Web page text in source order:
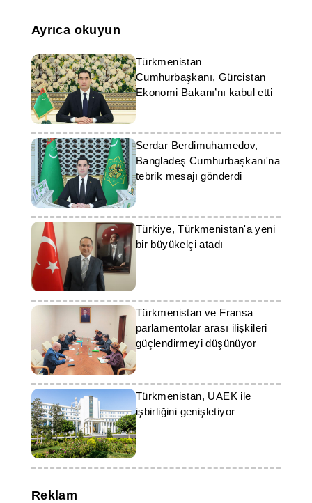
Ayrıca okuyun
Türkmenistan
Cumhurbaşkanı, Gürcistan
Ekonomi Bakanı’nı kabul etti
Serdar Berdimuhamedov,
Bangladeş Cumhurbaşkanı'na
tebrik mesajı gönderdi
Türkiye, Türkmenistan'a yeni
bir büyükelçi atadı
Türkmenistan ve Fransa
parlamentolar arası ilişkileri
güçlendirmeyi düşünüyor
Türkmenistan, UAEK ile
işbirliğini genişletiyor
Reklam